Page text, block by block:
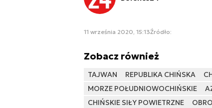
11 września 2020, 15:13Źródło:
Zobacz również
TAJWAN REPUBLIKA CHIŃSKA
MORZE POŁUDNIOWOCHIŃSKIE
CHIŃSKIE SIŁY POWIETRZNE